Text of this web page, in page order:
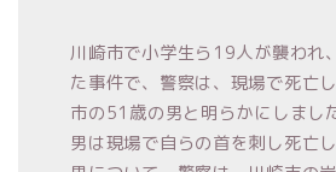
川崎市で小学生ら19人が襲われ
た事件で、警察は、現場で死亡
市の51歳の男と明らかにしまし
男は現場で自らの首を刺し死亡